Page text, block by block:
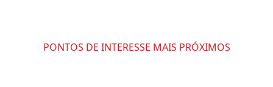
PONTOS DE INTERESSE MAIS PRÓXIMOS